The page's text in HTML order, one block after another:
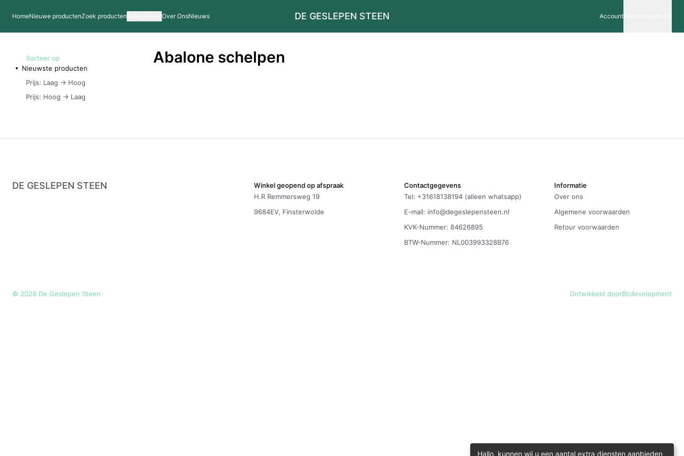
HomeNieuwe productenZoek producten Over OnsNieuws DE GESLEPEN STEEN Account
Sorteer op
Nieuwste producten
Prijs: Laag -> Hoog
Prijs: Hoog -> Laag
Abalone schelpen
DE GESLEPEN STEEN
Winkel geopend op afspraak
H.R Remmersweg 19
9684EV, Finsterwolde
Contactgegevens
Tel: +31618138194 (alleen whatsapp)
E-mail: info@degeslepensteen.nl
KVK-Nummer: 84626895
BTW-Nummer: NL003993328B76
Informatie
Over ons
Algemene voorwaarden
Retour voorwaarden
© 2026 De Geslepen Steen Ontwikkeld doorBitdevelopment
Hallo, kunnen wij u een aantal extra diensten aanbieden